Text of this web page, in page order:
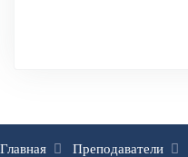
Главная Преподаватели